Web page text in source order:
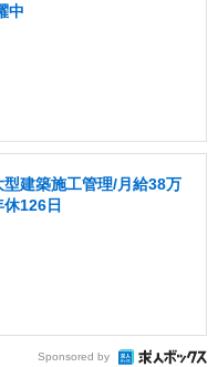
中
型建築施工管理/月給38万
126日
Sponsored by